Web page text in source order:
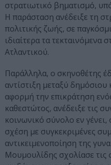
στρατιωτικό βηματισμό,
Η παράσταση ανέδειξε τη
πολιτικής ζωής, σε
ιδιαίτερα τα τεκταινόμενα
Ατλαντικού.
Παράλληλα, ο σκηνοθέτης
αντίστιξη μεταξύ
αφορμή την επικράτηση
καθεστώτος, ανέδειξε τις
κοινωνικό σύνολο εν γένει,
σχέση με συγκεκριμένες
αντικειμενοποίηση της
Μουμουλίδης σχολίασε τις